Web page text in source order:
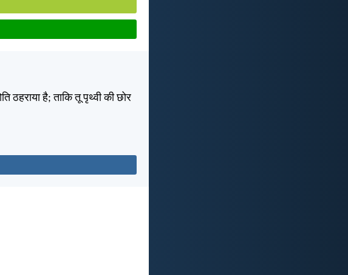
ठहराया है; ताकि तू पृथ्वी की छोर